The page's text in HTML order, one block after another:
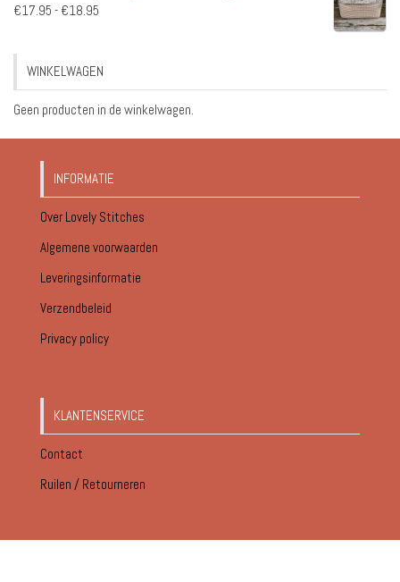
€17.95 - €18.95
€18.95
WINKELWAGEN
Geen producten in de winkelwagen.
INFORMATIE
Over Lovely Stitches
Algemene voorwaarden
Leveringsinformatie
Verzendbeleid
Privacy policy
KLANTENSERVICE
Contact
Ruilen / Retourneren